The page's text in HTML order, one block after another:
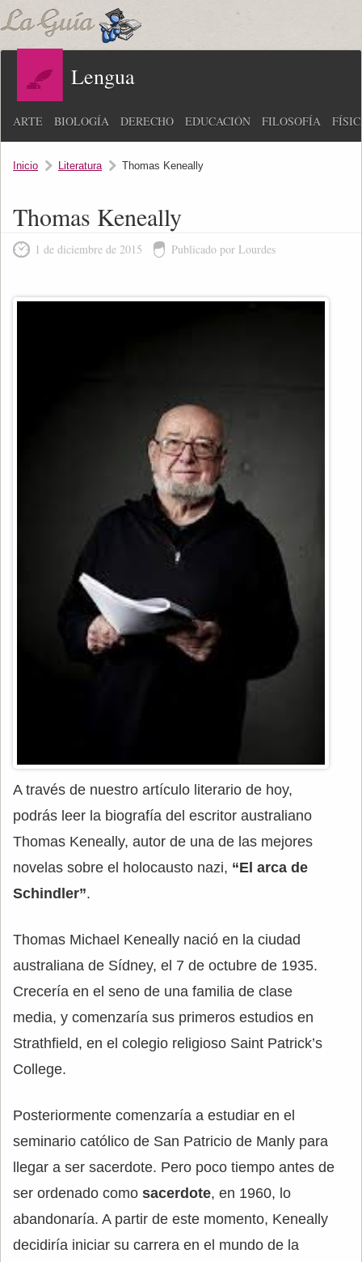
Lengua
ARTE BIOLOGÍA DERECHO EDUCACIÓN FILOSOFÍA
Inicio Literatura Thomas Keneally
Thomas Keneally
1 de diciembre de 2015 Publicado por Lourdes
A través de nuestro artículo literario de hoy,
podrás leer la biografía del escritor australiano
Thomas Keneally, autor de una de las mejores
novelas sobre el holocausto nazi, “El arca de
Schindler”.
Thomas Michael Keneally nació en la ciudad
australiana de Sídney, el 7 de octubre de 1935.
Crecería en el seno de una familia de clase
media, y comenzaría sus primeros estudios en
Strathfield, en el colegio religioso Saint Patrick’s
College.
Posteriormente comenzaría a estudiar en el
seminario católico de San Patricio de Manly para
llegar a ser sacerdote. Pero poco tiempo antes de
ser ordenado como sacerdote, en 1960, lo
abandonaría. A partir de este momento, Keneally
decidiría iniciar su carrera en el mundo de la